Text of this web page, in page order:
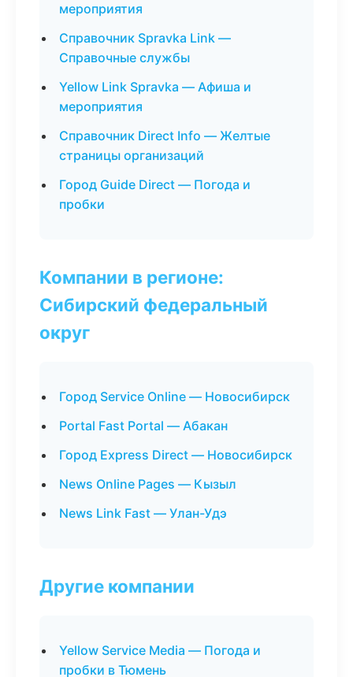
мероприятия
Справочник Spravka Link —
Справочные службы
Yellow Link Spravka — Афиша и
мероприятия
Справочник Direct Info — Желтые
страницы организаций
Город Guide Direct — Погода и
пробки
Компании в регионе:
Сибирский федеральный
округ
Город Service Online — Новосибирск
Portal Fast Portal — Абакан
Город Express Direct — Новосибирск
News Online Pages — Кызыл
News Link Fast — Улан-Удэ
Другие компании
Yellow Service Media — Погода и
пробки в Тюмень